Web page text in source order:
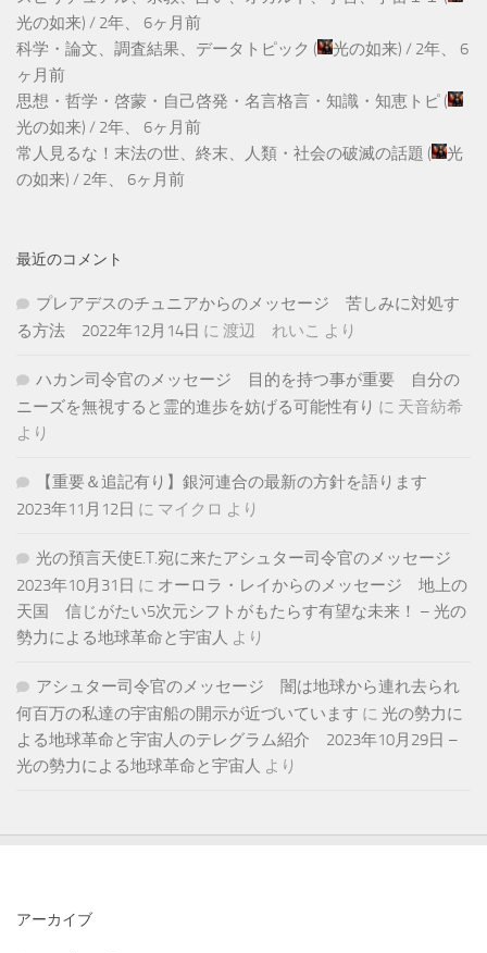
光の如来) / 2年、 6ヶ月前
科学・論文、調査結果、データトピック ( 光の如来) / 2年、 6
ヶ月前
思想・哲学・啓蒙・自己啓発・名言格言・知識・知恵トピ (
光の如来) / 2年、 6ヶ月前
常人見るな！末法の世、終末、人類・社会の破滅の話題 (
光
の如来) / 2年、 6ヶ月前
最近のコメント
プレアデスのチュニアからのメッセージ 苦しみに対処す
る方法 2022年12月14日 に 渡辺 れいこ より
ハカン司令官のメッセージ 目的を持つ事が重要 自分の
ニーズを無視すると霊的進歩を妨げる可能性有り に 天音紡希
より
【重要＆追記有り】銀河連合の最新の方針を語ります
2023年11月12日 に マイクロ より
光の預言天使E.T.宛に来たアシュター司令官のメッセージ
2023年10月31日 に オーロラ・レイからのメッセージ 地上の
天国 信じがたい5次元シフトがもたらす有望な未来！ – 光の
勢力による地球革命と宇宙人 より
アシュター司令官のメッセージ 闇は地球から連れ去られ
何百万の私達の宇宙船の開示が近づいています に 光の勢力に
よる地球革命と宇宙人のテレグラム紹介 2023年10月29日 –
光の勢力による地球革命と宇宙人 より
アーカイブ